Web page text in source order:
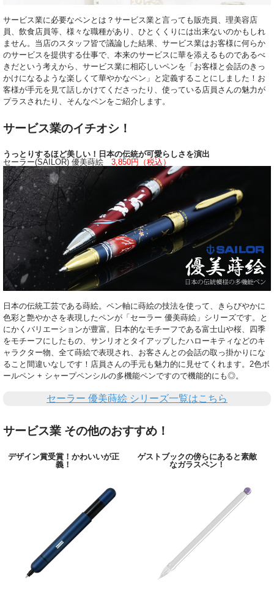
サービス業に必要なペンとは？サービス業と言っても販売員、理美容店
員、飲食店員等、様々な職種があり、ひとくくりには出来ないのかもしれ
ません。当店のスタッフ皆で議論した結果、サービス業はお客様に何らか
のサービスを提供する仕事で、本来のサービスに華を添えるものであるべ
きだという考えから、サービス業に相応しいペンを「お客様と会話のきっ
かけになるような楽しくて華やかなペン」と定義することにしました！お
客様が手元を見て話しかけてくださったり、使っている店員さんの魅力が
プラスされたり、そんなペンをご紹介します。
サービス業のイチオシ！
うっとりするほど美しい！日本の伝統が可愛らしさを演出
セーラー(SAILOR) 優美蒔絵
3,850円（税込）
日本の伝統工芸である蒔絵。ペン軸に蒔絵の技法を使って、きらびやかに
色彩と艶やかさを表現したペンが「セーラー 優美蒔絵」シリーズです。と
にかくバリエーションが豊富。日本的なモチーフである富士山や桜、四季
をモチーフにしたもの、サンリオとタイアップしたハローキティなどのキ
ャラクター物、全て蒔絵で表現され、お客さんとの会話の取っ掛かりにな
ること間違いなしです！店員さんの手元も魅力的に見せてくれます。2色ボ
ールペン + シャープペンシルの多機能ペンですので機能的にも◎。
セーラー 優美蒔絵 シリーズ一覧はこちら
サービス業 その他のおすすめ！
デザイン賞受賞！かわいいが正
義！
ゲストブックの傍らにあると素敵
なガラスペン！